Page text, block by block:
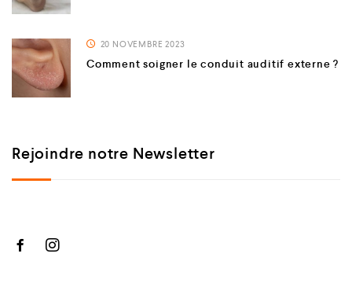
20 NOVEMBRE 2023
Comment soigner le conduit auditif externe ?
Rejoindre notre Newsletter